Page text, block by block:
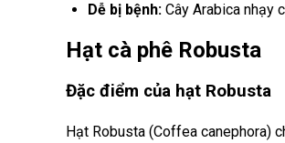
Dễ bị bệnh: Cây Arabica nhạy
Hạt cà phê Robusta
Đặc điểm của hạt Robusta
Hạt Robusta (Coffea canephora)